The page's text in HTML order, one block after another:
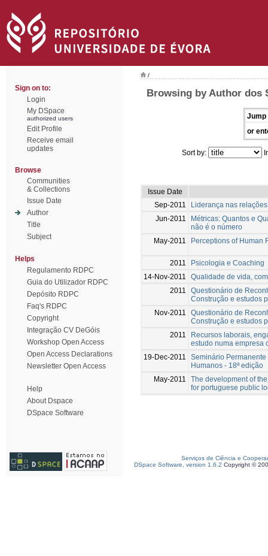
Sign on to:
Login
My DSpace
authorized users
Edit Profile
Receive email
updates
Browse
Communities
& Collections
Issue Date
Author
Title
Subject
Helps
Regulamento RDPC
Guia do Utilizador RDPC
Depósito RDPC
Faq's RDPC
Copyright
Integração CV DeGóis
Workshop Open Access
Open Access Declarations
Newsletter Open Access
Help
About Dspace
DSpace Software
/
Browsing by Author dos
Jump
or
Sort by:
Issue Date
Sep-2011
Liderança nas
Jun-2011
Métricas: Quantos e
não é o número
May-2011
Perceptions of Human
2011
Psicologia e Coaching
14-Nov-2011
Qualidade de vida,
2011
Questionário de
Construção e estudos
Nov-2011
Questionário de
Construção e estudos
2011
Recursos laborais,
estudo numa empresa
19-Dec-2011
Seminário
Humanos - 18ª edição
May-2011
The development of
for portuguese public
Serviços de Ciência e
DSpace Software, version 1.6.2 Copyright ©